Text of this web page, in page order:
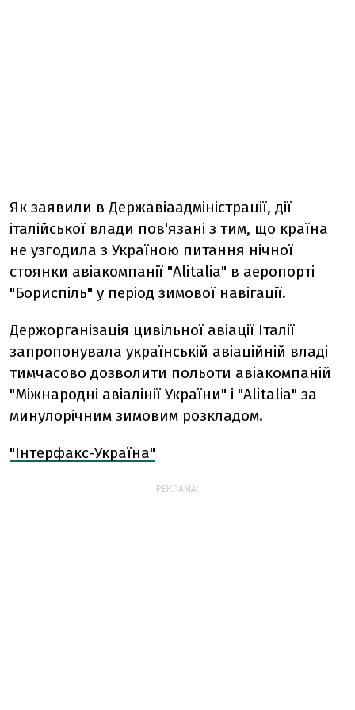
Як заявили в Державіаадміністрації, дії
італійської влади пов'язані з тим, що країна
не узгодила з Україною питання нічної
стоянки авіакомпанії "Alitalia" в аеропорті
"Бориспіль" у період зимової навігації.
Держорганізація цивільної авіації Італії
запропонувала українській авіаційній владі
тимчасово дозволити польоти авіакомпаній
"Міжнародні авіалінії України" і "Alitalia" за
минулорічним зимовим розкладом.
"Інтерфакс-Україна"
РЕКЛАМА: